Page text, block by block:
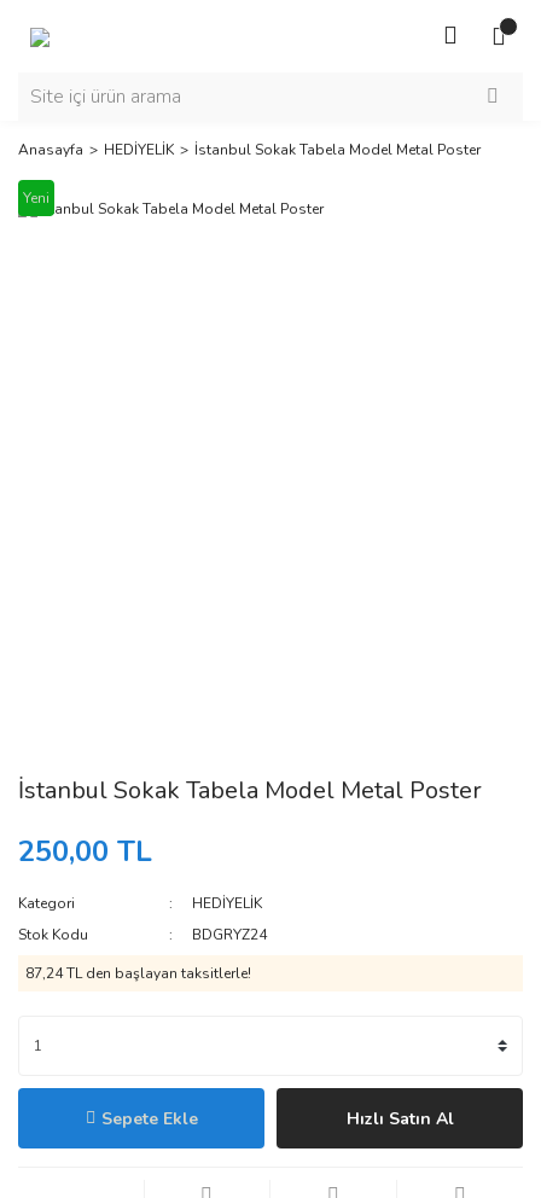
Anasayfa HEDİYELİK İstanbul Sokak Tabela Model Metal Poster
Yeni
İstanbul Sokak Tabela Model Metal Poster
250,00 TL
Kategori
HEDİYELİK
Stok Kodu
BDGRYZ24
87,24 TL den başlayan taksitlerle!
Sepete Ekle Hızlı Satın Al